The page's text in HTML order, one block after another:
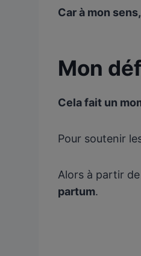
Car à mon
Mon
Cela fait un
Pour soutenir
Alors à partir
partum.